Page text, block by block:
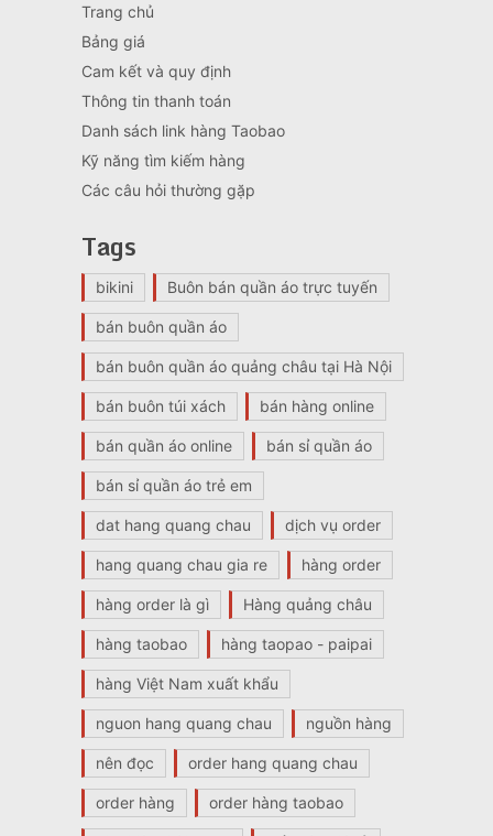
Trang chủ
Bảng giá
Cam kết và quy định
Thông tin thanh toán
Danh sách link hàng Taobao
Kỹ năng tìm kiếm hàng
Các câu hỏi thường gặp
Tags
bikini Buôn bán quần áo trực tuyến
bán buôn quần áo
bán buôn quần áo quảng châu tại Hà Nội
bán buôn túi xách bán hàng online
bán quần áo online bán sỉ quần áo
bán sỉ quần áo trẻ em
dat hang quang chau dịch vụ order
hang quang chau gia re hàng order
hàng order là gì Hàng quảng châu
hàng taobao hàng taopao - paipai
hàng Việt Nam xuất khẩu
nguon hang quang chau nguồn hàng
nên đọc order hang quang chau
order hàng order hàng taobao